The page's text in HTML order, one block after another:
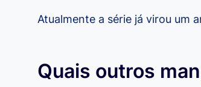
Atualmente a série já virou um
Quais outros